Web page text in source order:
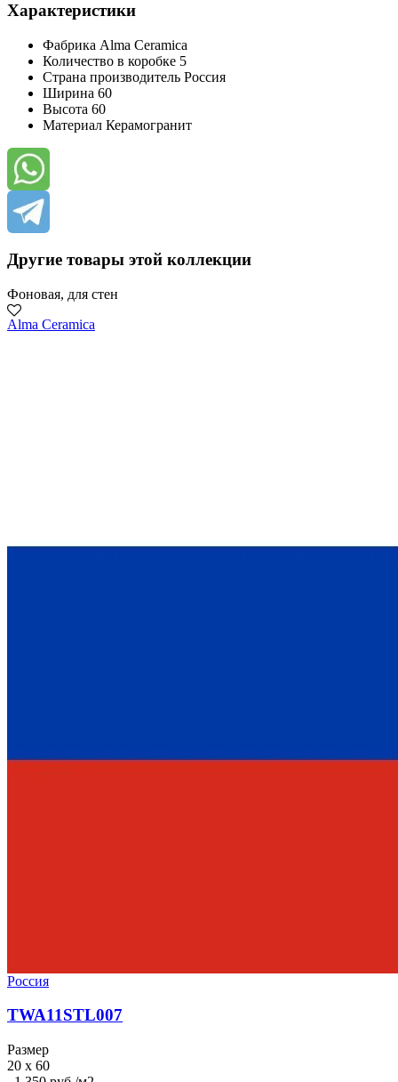
Характеристики
Фабрика Alma Ceramica
Количество в коробке 5
Страна производитель Россия
Ширина 60
Высота 60
Материал Керамогранит
Другие товары этой коллекции
Фоновая, для стен
Alma Ceramica
Россия
TWA11STL007
Размер
20 x 60